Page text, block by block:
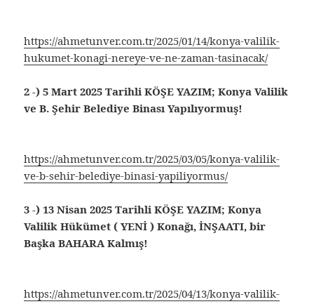
https://ahmetunver.com.tr/2025/01/14/konya-valilik-
hukumet-konagi-nereye-ve-ne-zaman-tasinacak/
2 -) 5 Mart 2025 Tarihli KÖŞE YAZIM; Konya Valilik
ve B. Şehir Belediye Binası Yapılıyormuş!
https://ahmetunver.com.tr/2025/03/05/konya-valilik-
ve-b-sehir-belediye-binasi-yapiliyormus/
3 -) 13 Nisan 2025 Tarihli KÖŞE YAZIM; Konya
Valilik Hükümet ( YENİ ) Konağı, İNŞAATI, bir
Başka BAHARA Kalmış!
https://ahmetunver.com.tr/2025/04/13/konya-valilik-